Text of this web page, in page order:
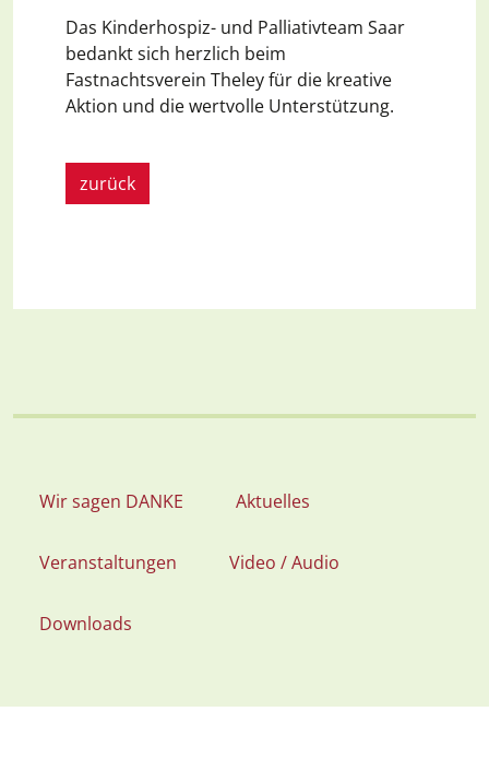
Das Kinderhospiz- und Palliativteam Saar
bedankt sich herzlich beim
Fastnachtsverein Theley für die kreative
Aktion und die wertvolle Unterstützung.
zurück
Wir sagen DANKE Aktuelles
Veranstaltungen Video / Audio
Downloads